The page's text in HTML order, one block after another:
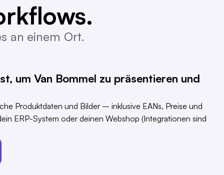
an einem Ort.
um Van Bommel zu präsentieren und
Produktdaten und Bilder – inklusive EANs, Preise und
ERP-System oder deinen Webshop (Integrationen sind